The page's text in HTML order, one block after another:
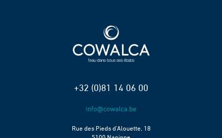
+32 (0)81 14 06 00
Rue des Pieds d’Alouette, 18